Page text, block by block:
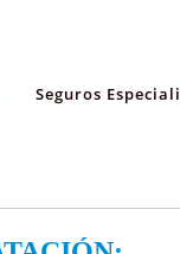
Seguros